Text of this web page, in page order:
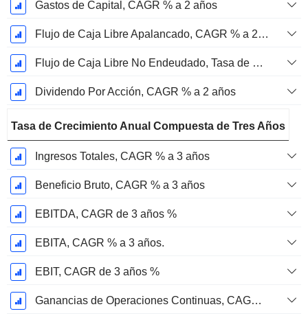
Gastos de Capital, CAGR % a 2 años
Flujo de Caja Libre Apalancado, CAGR % a 2 años
Flujo de Caja Libre No Endeudado, Tasa de Crecimiento Anual Compuesta de 2 Años %
Dividendo Por Acción, CAGR % a 2 años
Tasa de Crecimiento Anual Compuesta de Tres Años
Ingresos Totales, CAGR % a 3 años
Beneficio Bruto, CAGR % a 3 años
EBITDA, CAGR de 3 años %
EBITA, CAGR % a 3 años.
EBIT, CAGR de 3 años %
Ganancias de Operaciones Continuas, CAGR de 3 Años %